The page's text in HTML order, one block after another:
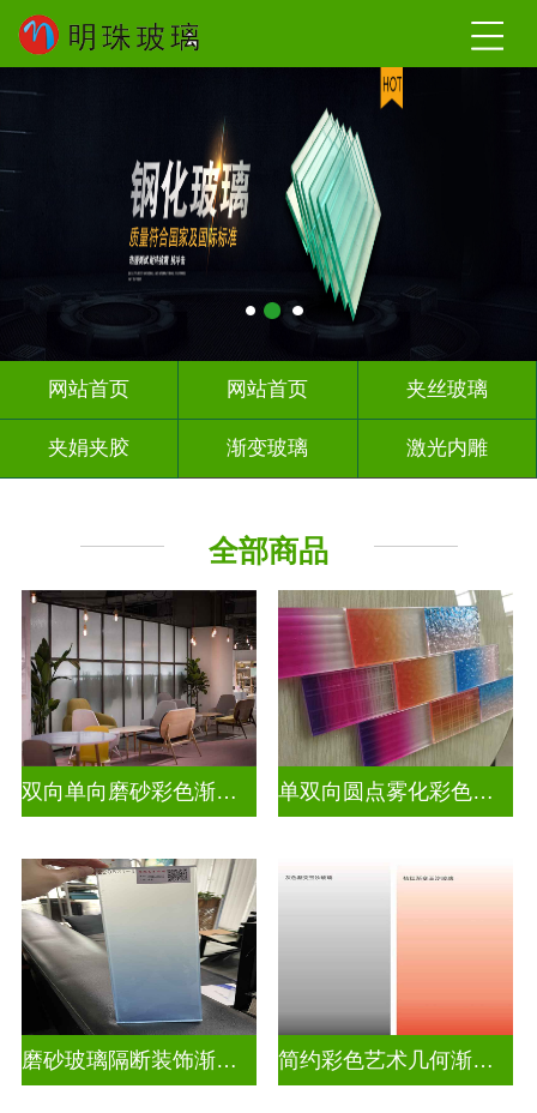
网站首页 网站首页 夹丝玻璃
夹娟夹胶 渐变玻璃 激光内雕
烤漆玻璃
深雕浮雕 玻璃砖墙 智能镜子
工程玻璃
全部商品
双向单向磨砂彩色渐变玻璃 单双向圆点雾化彩色渐变玻璃
磨砂玻璃隔断装饰渐变隔断装饰玻璃 简约彩色艺术几何渐变隔断装饰玻璃